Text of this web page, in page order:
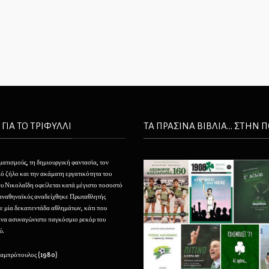
ΤΟ ΤΡΙΦΥΛΛΙ
τη δημιουργική φαντασία, τον
ζήλο και την ακάματη εργατικότητα του
Νικολαΐδη οφείλεται κατά μέγιστο ποσοστό
αναδείχθηκε Πρωταθλητής
μία δεκαπεντάδα αθλημάτων, κάτι που
ασυναγώνιστο παγκόσμιο ρεκόρ του
(1980)
Θέλουμε να φτιάξουμε τον Παναθηναϊκό μας σαν ένα
τεράστιο, αφάνταστο φάρο που να φαίνεται από τα
πέρατα της ελληνικής οικουμένης και που να
με την αίγλη του και να καθοδηγεί την νεότητα εις τους
μεγάλους κόλπους του.
– Μιχάλης Παπάζογλου (1929)
ΤΑ ΠΡΑΣΙΝΑ ΒΙΒΛΙΑ... ΣΤΗΝ